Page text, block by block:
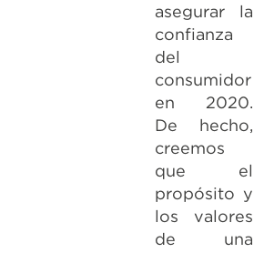
asegurar la
confianza
del
consumidor
en 2020.
De hecho,
creemos
que el
propósito y
los valores
de una